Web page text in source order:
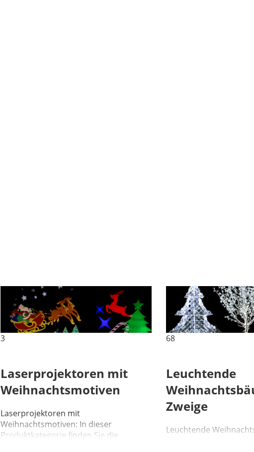
3
Laserprojektoren mit
Weihnachtsmotiven
Laserprojektoren mit
Weihnachtsmotiven: In dieser
Produktkategorie finden Sie die
68
Leuchtende
Zweige
Leuchtende